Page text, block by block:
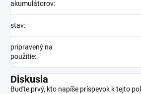
akumulátorov:
stav:
pripravený na
použitie:
Diskusia
Buďte prvý, kto napíše príspevok k tejto